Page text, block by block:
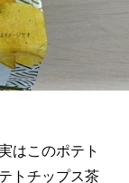
はこのポテト
トチップス茶